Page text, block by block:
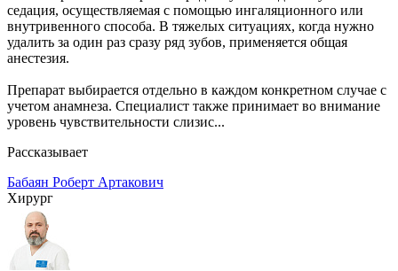
седация, осуществляемая с помощью ингаляционного или
внутривенного способа. В тяжелых ситуациях, когда нужно
удалить за один раз сразу ряд зубов, применяется общая
анестезия.
Препарат выбирается отдельно в каждом конкретном случае с
учетом анамнеза. Специалист также принимает во внимание
уровень чувствительности слизис...
Рассказывает
Бабаян Роберт Артакович
Хирург